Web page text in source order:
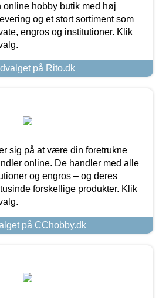
online hobby butik med høj
og et stort sortiment som
engros og institutioner. Klik
på Rito.dk
sig på at være din foretrukne
online. De handler med alle
og engros – og deres
forskellige produkter. Klik
på CChobby.dk